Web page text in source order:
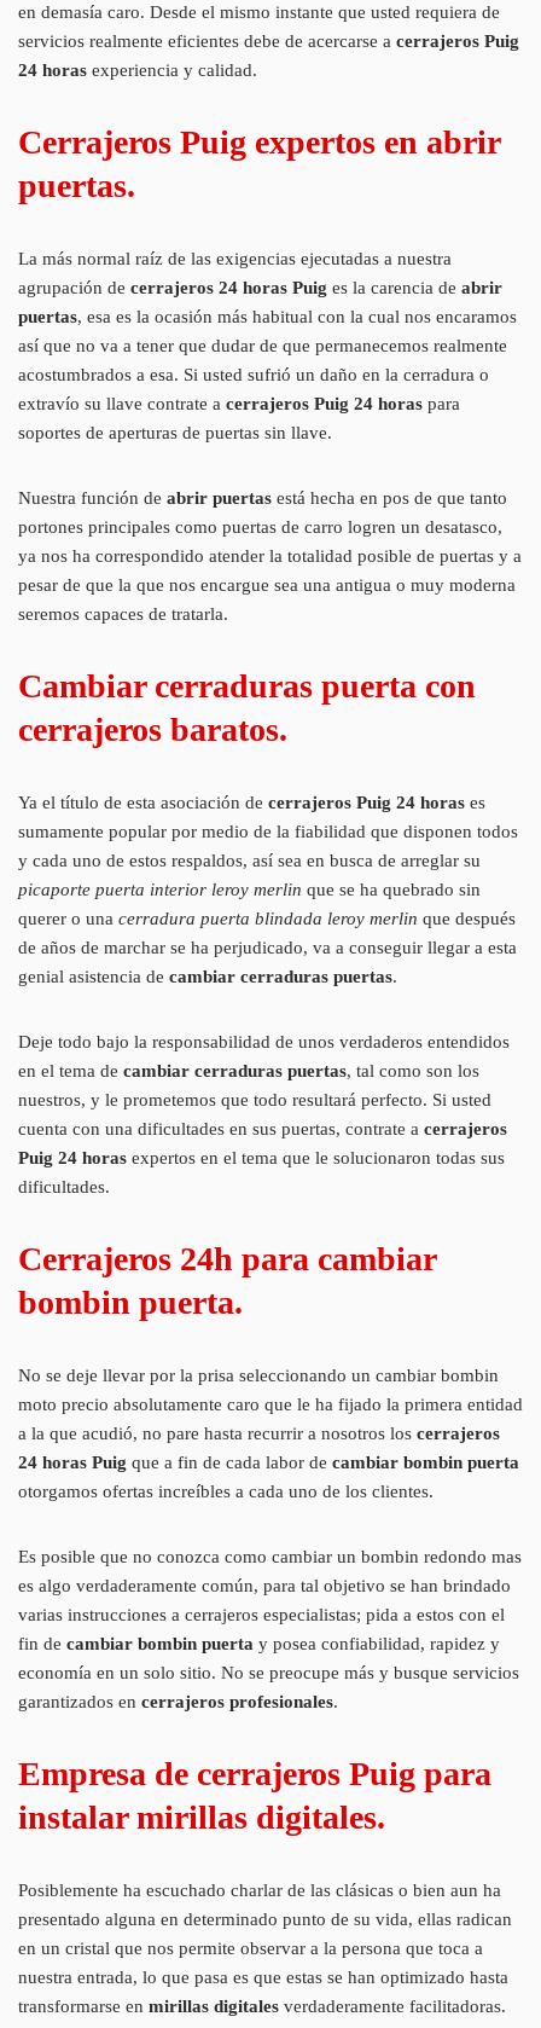
en demasía caro. Desde el mismo instante que usted requiera de
servicios realmente eficientes debe de acercarse a cerrajeros Puig
24 horas experiencia y calidad.
Cerrajeros Puig expertos en abrir
puertas.
La más normal raíz de las exigencias ejecutadas a nuestra
agrupación de cerrajeros 24 horas Puig es la carencia de abrir
puertas, esa es la ocasión más habitual con la cual nos encaramos
así que no va a tener que dudar de que permanecemos realmente
acostumbrados a esa. Si usted sufrió un daño en la cerradura o
extravío su llave contrate a cerrajeros Puig 24 horas para
soportes de aperturas de puertas sin llave.
Nuestra función de abrir puertas está hecha en pos de que tanto
portones principales como puertas de carro logren un desatasco,
ya nos ha correspondido atender la totalidad posible de puertas y a
pesar de que la que nos encargue sea una antigua o muy moderna
seremos capaces de tratarla.
Cambiar cerraduras puerta con
cerrajeros baratos.
Ya el título de esta asociación de cerrajeros Puig 24 horas es
sumamente popular por medio de la fiabilidad que disponen todos
y cada uno de estos respaldos, así sea en busca de arreglar su
picaporte puerta interior leroy merlin que se ha quebrado sin
querer o una cerradura puerta blindada leroy merlin que después
de años de marchar se ha perjudicado, va a conseguir llegar a esta
genial asistencia de cambiar cerraduras puertas.
Deje todo bajo la responsabilidad de unos verdaderos entendidos
en el tema de cambiar cerraduras puertas, tal como son los
nuestros, y le prometemos que todo resultará perfecto. Si usted
cuenta con una dificultades en sus puertas, contrate a cerrajeros
Puig 24 horas expertos en el tema que le solucionaron todas sus
dificultades.
Cerrajeros 24h para cambiar
bombin puerta.
No se deje llevar por la prisa seleccionando un cambiar bombin
moto precio absolutamente caro que le ha fijado la primera entidad
a la que acudió, no pare hasta recurrir a nosotros los cerrajeros
24 horas Puig que a fin de cada labor de cambiar bombin puerta
otorgamos ofertas increíbles a cada uno de los clientes.
Es posible que no conozca como cambiar un bombin redondo mas
es algo verdaderamente común, para tal objetivo se han brindado
varias instrucciones a cerrajeros especialistas; pida a estos con el
fin de cambiar bombin puerta y posea confiabilidad, rapidez y
economía en un solo sitio. No se preocupe más y busque servicios
garantizados en cerrajeros profesionales.
Empresa de cerrajeros Puig para
instalar mirillas digitales.
Posiblemente ha escuchado charlar de las clásicas o bien aun ha
presentado alguna en determinado punto de su vida, ellas radican
en un cristal que nos permite observar a la persona que toca a
nuestra entrada, lo que pasa es que estas se han optimizado hasta
transformarse en mirillas digitales verdaderamente facilitadoras.